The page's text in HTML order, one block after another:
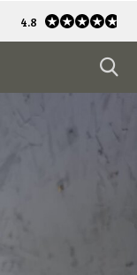
Gratisretourneren*
4.8